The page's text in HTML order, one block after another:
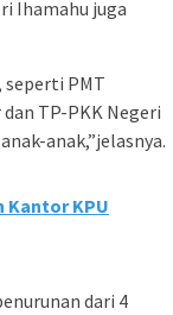
Ihamahu juga
seperti PMT
TP-PKK Negeri
anak,”jelasnya.
Kantor KPU
dari 4